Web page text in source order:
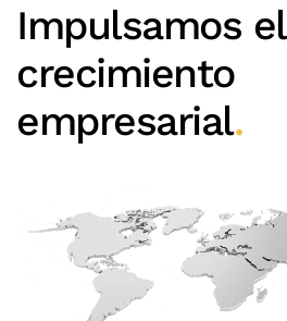
Impulsamos el
crecimiento
empresarial.